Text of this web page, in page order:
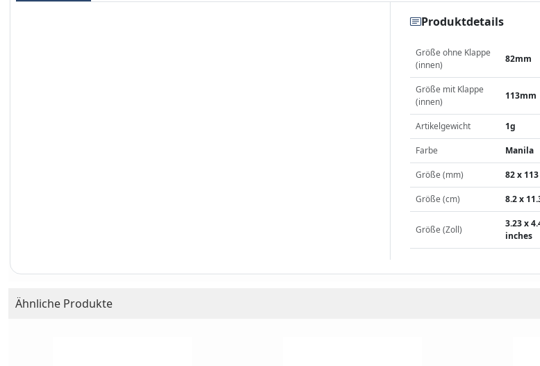
Produktdetails
Größe ohne Klappe
(innen)
82mm
Größe mit Klappe
(innen)
113mm
Artikelgewicht 1g
Farbe Manila
Größe (mm) 82 x
Größe (cm) 8.2 x
Größe (Zoll)
3.23 x
inches
Ähnliche Produkte